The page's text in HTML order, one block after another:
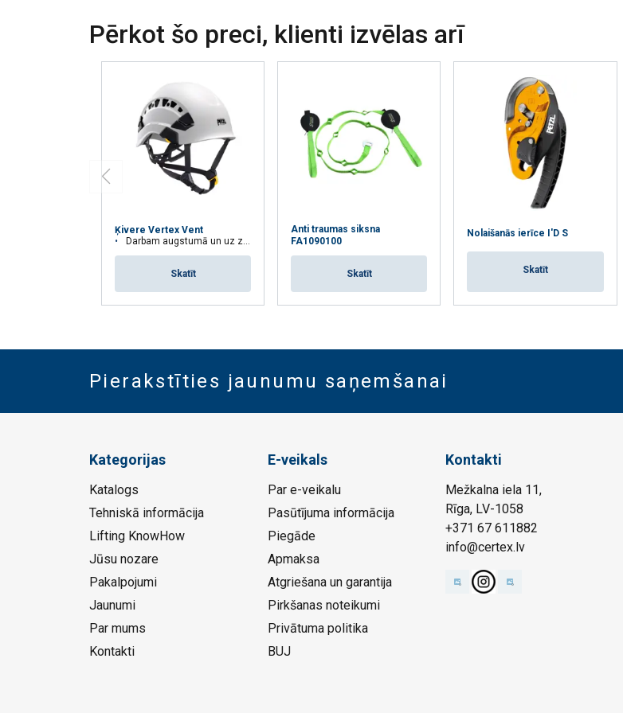
Pērkot šo preci, klienti izvēlas arī
Ķivere Vertex Vent
Darbam augstumā un uz zemes, aizsargā pret elektriskiem draudiem
Skatīt
Anti traumas siksna
FA1090100
Skatīt
Nolaišanās ierīce I'D S
Skatīt
Pierakstīties jaunumu saņemšanai
Kategorijas
Katalogs
Tehniskā informācija
Lifting KnowHow
Jūsu nozare
Pakalpojumi
Jaunumi
Par mums
Kontakti
E-veikals
Par e-veikalu
Pasūtījuma informācija
Piegāde
Apmaksa
Atgriešana un garantija
Pirkšanas noteikumi
Privātuma politika
BUJ
Kontakti
Mežkalna iela 11,
Rīga, LV-1058
+371 67 611882
info@certex.lv
nepieciešamie
ATTEIKTIES NO VISIEM
RĀDĪT DETAĻAS